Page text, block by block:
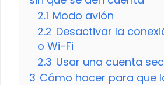
2.1 Modo avión
2.2 Desactivar la
o Wi-Fi
2.3 Usar una cuenta
3 Cómo hacer para que